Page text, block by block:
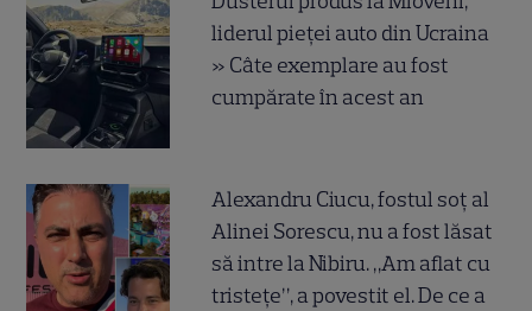
liderul pieței auto din Ucraina
» Câte exemplare au fost
cumpărate în acest an
Alexandru Ciucu, fostul soț al
Alinei Sorescu, nu a fost lăsat
să intre la Nibiru. „Am aflat cu
tristețe”, a povestit el. De ce a